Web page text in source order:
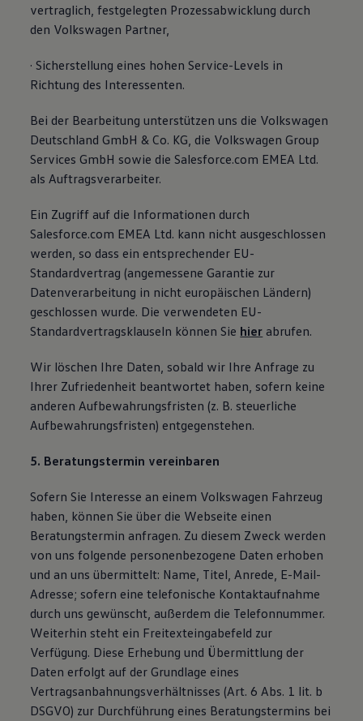
vertraglich, festgelegten Prozessabwicklung durch
den Volkswagen Partner,
· Sicherstellung eines hohen Service-Levels in
Richtung des Interessenten.
Bei der Bearbeitung unterstützen uns die Volkswagen
Deutschland GmbH & Co. KG, die Volkswagen Group
Services GmbH sowie die Salesforce.com EMEA Ltd.
als Auftragsverarbeiter.
Ein Zugriff auf die Informationen durch
Salesforce.com EMEA Ltd. kann nicht ausgeschlossen
werden, so dass ein entsprechender EU-
Standardvertrag (angemessene Garantie zur
Datenverarbeitung in nicht europäischen Ländern)
geschlossen wurde. Die verwendeten EU-
Standardvertragsklauseln können Sie hier abrufen.
Wir löschen Ihre Daten, sobald wir Ihre Anfrage zu
Ihrer Zufriedenheit beantwortet haben, sofern keine
anderen Aufbewahrungsfristen (z. B. steuerliche
Aufbewahrungsfristen) entgegenstehen.
5. Beratungstermin vereinbaren
Sofern Sie Interesse an einem Volkswagen Fahrzeug
haben, können Sie über die Webseite einen
Beratungstermin anfragen. Zu diesem Zweck werden
von uns folgende personenbezogene Daten erhoben
und an uns übermittelt: Name, Titel, Anrede, E-Mail-
Adresse; sofern eine telefonische Kontaktaufnahme
durch uns gewünscht, außerdem die Telefonnummer.
Weiterhin steht ein Freitexteingabefeld zur
Verfügung. Diese Erhebung und Übermittlung der
Daten erfolgt auf der Grundlage eines
Vertragsanbahnungsverhältnisses (Art. 6 Abs. 1 lit. b
DSGVO) zur Durchführung eines Beratungstermins bei